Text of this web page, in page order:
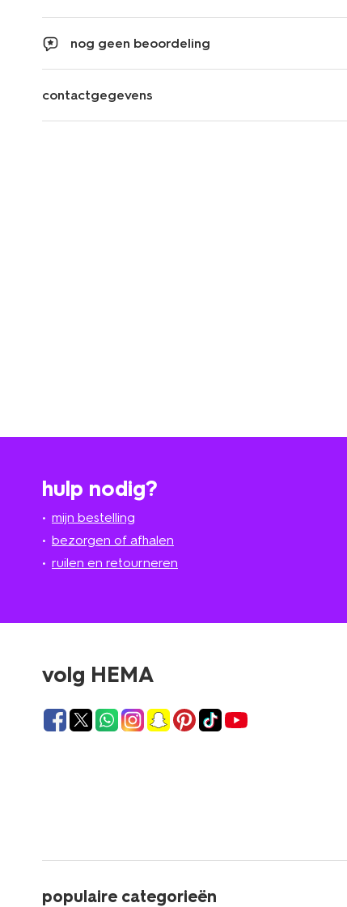
nog geen beoordeling
contactgegevens
hulp nodig?
mijn bestelling
bezorgen of afhalen
ruilen en retourneren
volg HEMA
populaire categorieën